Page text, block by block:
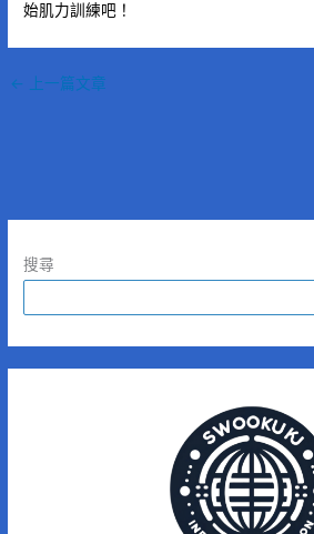
始肌力訓練吧！
← 上一篇文章
搜尋